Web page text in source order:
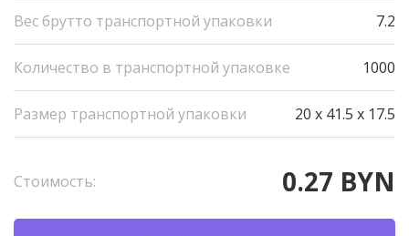
Вес брутто транспортной упаковки 7.2
Количество в транспортной упаковке 1000
Размер транспортной упаковки 20 x 41.5 x 17.5
Стоимость: 0.27 BYN